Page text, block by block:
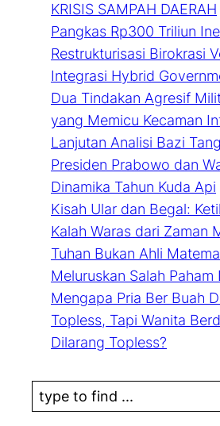
KRISIS SAMPAH DAERAH
Pangkas Rp300 Triliun
Restrukturisasi Birokrasi
Integrasi Hybrid
Dua Tindakan Agresif
yang Memicu Kecaman
Lanjutan Analisi Bazi
Presiden Prabowo dan
Dinamika Tahun Kuda Api
Kisah Ular dan Begal:
Kalah Waras dari Zaman
Tuhan Bukan Ahli
Meluruskan Salah
Mengapa Pria Ber Buah
Topless, Tapi Wanita
Dilarang Topless?
S
e